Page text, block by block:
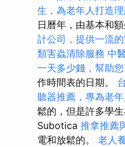
生，為老年人打造
日曆年，由基本和
計公司，提供一流
類害蟲清除服務 中
一天多少錢，幫助
作時間表的日期。
聽器推薦，專為老
鬆的，但是許多學
Subotica 推拿推薦
電和​​放鬆的。 老人